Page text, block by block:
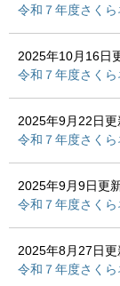
令和７年度さくら
2025年10月16日
令和７年度さくら
2025年9月22日更
令和７年度さくら
2025年9月9日更
令和７年度さくら
2025年8月27日更
令和７年度さくら